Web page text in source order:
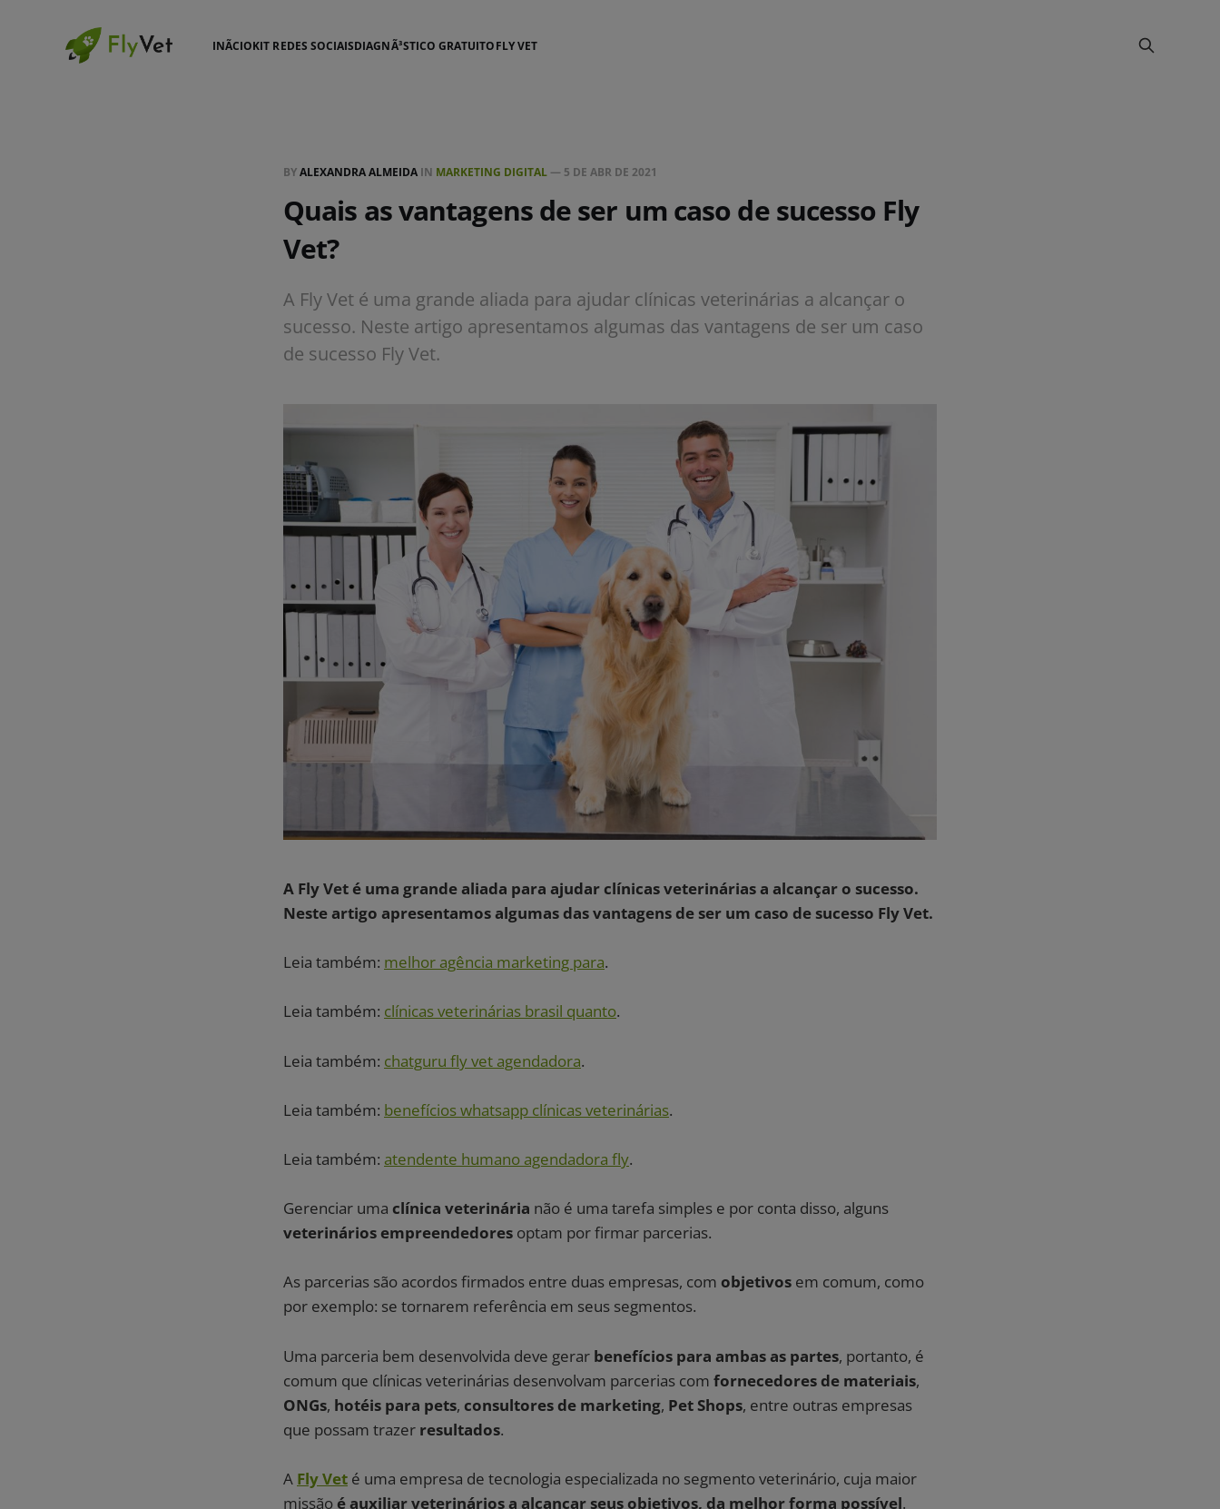
INÃ­CIOKIT REDES SOCIAISDIAGNÃ³STICO GRATUITOFLY VET
BYALEXANDRA ALMEIDA IN MARKETING DIGITAL — 5 DE ABR DE 2021
Quais as vantagens de ser um caso de sucesso Fly
Vet?
A Fly Vet é uma grande aliada para ajudar clínicas veterinárias a alcançar o
sucesso. Neste artigo apresentamos algumas das vantagens de ser um caso
de sucesso Fly Vet.
A Fly Vet é uma grande aliada para ajudar clínicas veterinárias a alcançar o sucesso.
Neste artigo apresentamos algumas das vantagens de ser um caso de sucesso Fly Vet.
Leia também: melhor agência marketing para.
Leia também: clínicas veterinárias brasil quanto.
Leia também: chatguru fly vet agendadora.
Leia também: benefícios whatsapp clínicas veterinárias.
Leia também: atendente humano agendadora fly.
Gerenciar uma clínica veterinária não é uma tarefa simples e por conta disso, alguns
veterinários empreendedores optam por firmar parcerias.
As parcerias são acordos firmados entre duas empresas, com objetivos em comum, como
por exemplo: se tornarem referência em seus segmentos.
Uma parceria bem desenvolvida deve gerar benefícios para ambas as partes, portanto, é
comum que clínicas veterinárias desenvolvam parcerias com fornecedores de materiais,
ONGs, hotéis para pets, consultores de marketing, Pet Shops, entre outras empresas
que possam trazer resultados.
A Fly Vet é uma empresa de tecnologia especializada no segmento veterinário, cuja maior
missão é auxiliar veterinários a alcançar seus objetivos, da melhor forma possível.